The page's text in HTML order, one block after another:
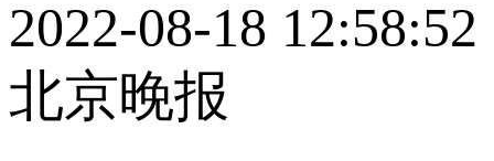
2022-08-18 12:58:52
北京晚报